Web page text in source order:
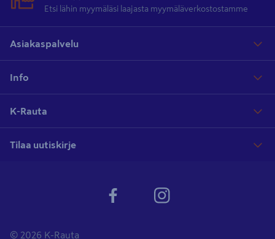
Etsi lähin myymäläsi laajasta myymäläverkostostamme
Asiakaspalvelu
Info
K-Rauta
Tilaa uutiskirje
© 2026 K-Rauta